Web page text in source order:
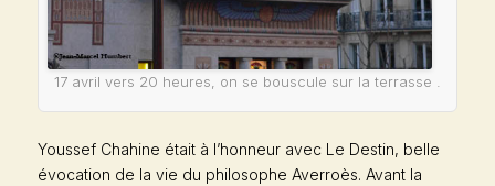
17 avril vers 20 heures, on se bouscule sur la terrasse .
Youssef Chahine était à l’honneur avec Le Destin, belle
évocation de la vie du philosophe Averroès. Avant la